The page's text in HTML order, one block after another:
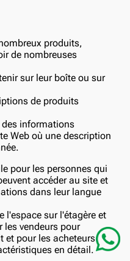
produits,
de nombreuses
sur leur boîte ou sur
de produits
informations
Web où une description
pour les personnes qui
accéder au site et
dans leur langue
l'espace sur l'étagère et
les vendeurs pour
et pour les acheteurs
en détail.